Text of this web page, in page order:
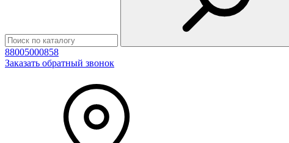
88005000858
Заказать обратный звонок